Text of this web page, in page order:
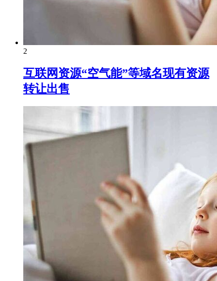
2
互联网资源“空气能”等域名现有资源
转让出售